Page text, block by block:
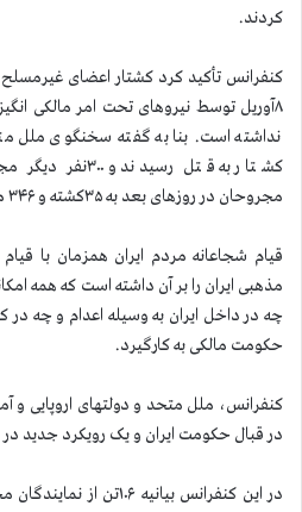
کردند.
کنفرانس تأکید کرد کشتار اعضای
۸آوریل توسط نیروهای تحت امر مالکی
کشتار به قتل
مجروحان در روزهای بعد به ۳۵کشته و ۳۴۶ مجروح افزایش یافت).
قیام شجاعانه مردم ایران همزمان با
مذهبی ایران را بر آن داشته است که همه
چه در داخل ایران به وسیله اعدام و چه
حکومت مالکی به کارگیرد.
کنفرانس، ملل متحد و دولتهای اروپایی و
در قبال حکومت ایران و یک رویکرد جدید در
در این کنفرانس بیانیه